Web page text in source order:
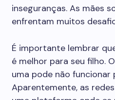
inseguranças. As mães
enfrentam muitos
É importante lembrar
é melhor para seu filho.
uma pode não funcionar
Aparentemente, as